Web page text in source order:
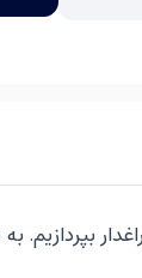
بپردازیم.